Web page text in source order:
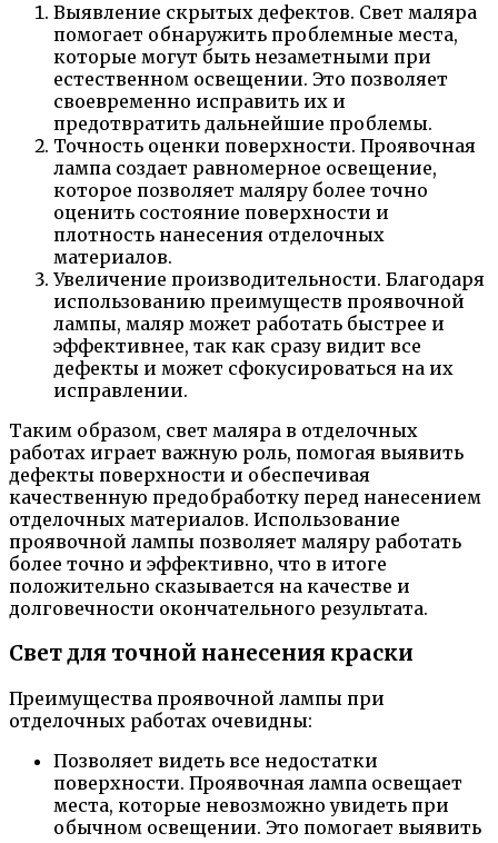
Выявление скрытых дефектов. Свет маляра
помогает обнаружить проблемные места,
которые могут быть незаметными при
естественном освещении. Это позволяет
своевременно исправить их и
предотвратить дальнейшие проблемы.
Точность оценки поверхности. Проявочная
лампа создает равномерное освещение,
которое позволяет маляру более точно
оценить состояние поверхности и
плотность нанесения отделочных
материалов.
Увеличение производительности. Благодаря
использованию преимуществ проявочной
лампы, маляр может работать быстрее и
эффективнее, так как сразу видит все
дефекты и может сфокусироваться на их
исправлении.
Таким образом, свет маляра в отделочных
работах играет важную роль, помогая выявить
дефекты поверхности и обеспечивая
качественную предобработку перед нанесением
отделочных материалов. Использование
проявочной лампы позволяет маляру работать
более точно и эффективно, что в итоге
положительно сказывается на качестве и
долговечности окончательного результата.
Свет для точной нанесения краски
Преимущества проявочной лампы при
отделочных работах очевидны:
Позволяет видеть все недостатки
поверхности. Проявочная лампа освещает
места, которые невозможно увидеть при
обычном освещении. Это помогает выявить